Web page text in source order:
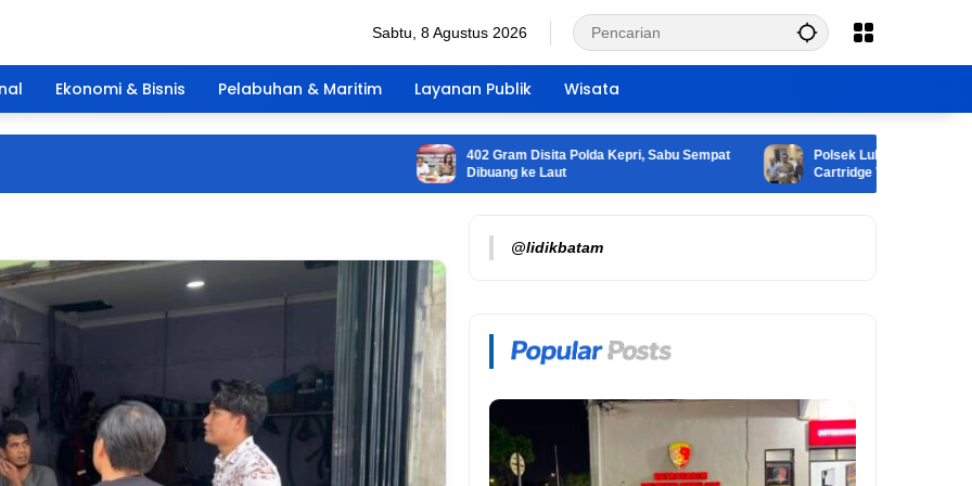
Sabtu, 8 Agustus 2026
Ekonomi & Bisnis Pelabuhan & Maritim Layanan Publik Wisata
402 Gram Disita Polda Kepri, Sabu Sempat
Dibuang ke Laut
Polsek Lubuk Baja Bongkar
Cartridge Vape, 2 Tersangka
@lidikbatam